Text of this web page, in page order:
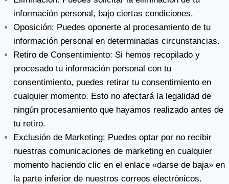
información personal, bajo ciertas condiciones.
Oposición: Puedes oponerte al procesamiento de tu
información personal en determinadas circunstancias.
Retiro de Consentimiento: Si hemos recopilado y
procesado tu información personal con tu
consentimiento, puedes retirar tu consentimiento en
cualquier momento. Esto no afectará la legalidad de
ningún procesamiento que hayamos realizado antes de
tu retiro.
Exclusión de Marketing: Puedes optar por no recibir
nuestras comunicaciones de marketing en cualquier
momento haciendo clic en el enlace «darse de baja» en
la parte inferior de nuestros correos electrónicos.